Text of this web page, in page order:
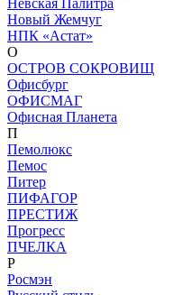
Невская Палитра
Новый Жемчуг
НПК «Астат»
О
ОСТРОВ СОКРОВИЩ
Офисбург
ОФИСМАГ
Офисная Планета
П
Пемолюкс
Пемос
Питер
ПИФАГОР
ПРЕСТИЖ
Прогресс
ПЧЕЛКА
Р
Росмэн